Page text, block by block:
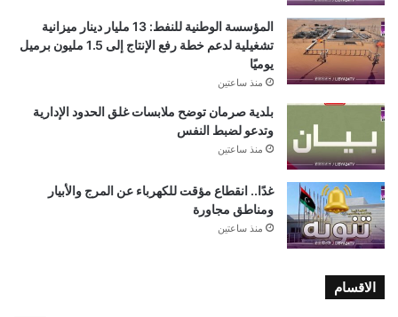
المؤسسة الوطنية للنفط: 13 مليار دينار ميزانية
تشغيلية لدعم خطة رفع الإنتاج إلى 1.5 مليون برميل
يوميًا
منذ ساعتين
بلدية صرمان توضح ملابسات غلق الحدود الإدارية
وتدعو لضبط النفس
منذ ساعتين
غدًا.. انقطاع مؤقت للكهرباء عن المرج والأبيار
ومناطق مجاورة
منذ ساعتين
الاقسام